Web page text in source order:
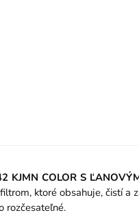
KJMN COLOR S
ktoré obsahuje, čistí
rozčesateľné.